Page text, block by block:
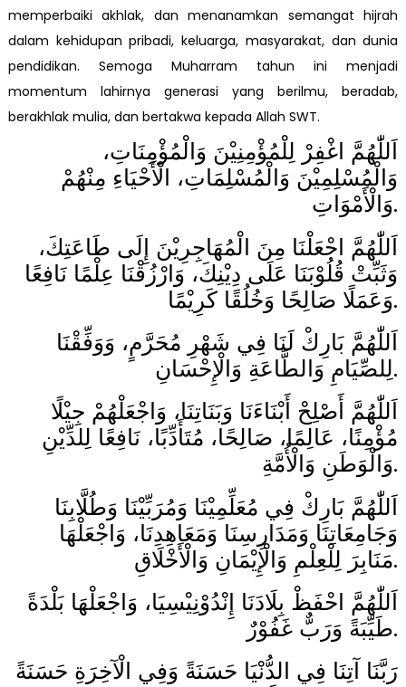
memperbaiki akhlak, dan menanamkan semangat hijrah
dalam kehidupan pribadi, keluarga, masyarakat, dan dunia
pendidikan. Semoga Muharram tahun ini menjadi
momentum lahirnya generasi yang berilmu, beradab,
berakhlak mulia, dan bertakwa kepada Allah SWT.
اَللّٰهُمَّ اغْفِرْ لِلْمُؤْمِنِيْنَ وَالْمُؤْمِنَاتِ،
وَالْمُسْلِمِيْنَ وَالْمُسْلِمَاتِ، الْأَحْيَاءِ مِنْهُمْ
وَالْأَمْوَاتِ.
اَللّٰهُمَّ اجْعَلْنَا مِنَ الْمُهَاجِرِيْنَ إِلَى طَاعَتِكَ،
وَثَبِّتْ قُلُوْبَنَا عَلَى دِيْنِكَ، وَارْزُقْنَا عِلْمًا نَافِعًا
وَعَمَلًا صَالِحًا وَخُلُقًا كَرِيْمًا.
اَللّٰهُمَّ بَارِكْ لَنَا فِي شَهْرِ مُحَرَّمٍ، وَوَفِّقْنَا
لِلصِّيَامِ وَالطَّاعَةِ وَالْإِحْسَانِ.
اَللّٰهُمَّ أَصْلِحْ أَبْنَاءَنَا وَبَنَاتِنَا، وَاجْعَلْهُمْ جِيْلًا
مُؤْمِنًا، عَالِمًا، صَالِحًا، مُتَأَدِّبًا، نَافِعًا لِلدِّيْنِ
وَالْوَطَنِ وَالْأُمَّةِ.
اَللّٰهُمَّ بَارِكْ فِي مُعَلِّمِيْنَا وَمُرَبِّيْنَا وَطُلَّابِنَا
وَجَامِعَاتِنَا وَمَدَارِسِنَا وَمَعَاهِدِنَا، وَاجْعَلْهَا
مَنَابِرَ لِلْعِلْمِ وَالْإِيْمَانِ وَالْأَخْلَاقِ.
اَللّٰهُمَّ احْفَظْ بِلَادَنَا إِنْدُوْنِيْسِيَا، وَاجْعَلْهَا بَلْدَةً
طَيِّبَةً وَرَبٌّ غَفُوْرٌ.
رَبَّنَا آتِنَا فِي الدُّنْيَا حَسَنَةً وَفِي الْآخِرَةِ حَسَنَةً